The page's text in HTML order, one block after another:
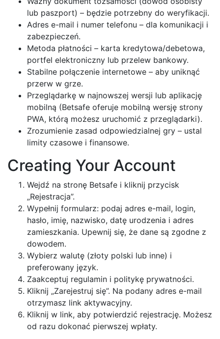
lub paszport) – będzie potrzebny do weryfikacji.
Adres e-mail i numer telefonu – dla komunikacji i
zabezpieczeń.
Metoda płatności – karta kredytowa/debetowa,
portfel elektroniczny lub przelew bankowy.
Stabilne połączenie internetowe – aby uniknąć
przerw w grze.
Przeglądarkę w najnowszej wersji lub aplikację
mobilną (Betsafe oferuje mobilną wersję strony
PWA, którą możesz uruchomić z przeglądarki).
Zrozumienie zasad odpowiedzialnej gry – ustal
limity czasowe i finansowe.
Creating Your Account
Wejdź na stronę Betsafe i kliknij przycisk
„Rejestracja”.
Wypełnij formularz: podaj adres e-mail, login,
hasło, imię, nazwisko, datę urodzenia i adres
zamieszkania. Upewnij się, że dane są zgodne z
dowodem.
Wybierz walutę (złoty polski lub inne) i
preferowany język.
Zaakceptuj regulamin i politykę prywatności.
Kliknij „Zarejestruj się”. Na podany adres e-mail
otrzymasz link aktywacyjny.
Kliknij w link, aby potwierdzić rejestrację. Możesz
od razu dokonać pierwszej wpłaty.